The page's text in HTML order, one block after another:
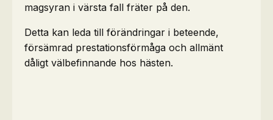
magsyran i värsta fall fräter på den.
Detta kan leda till förändringar i beteende,
försämrad prestationsförmåga och allmänt
dåligt välbefinnande hos hästen.